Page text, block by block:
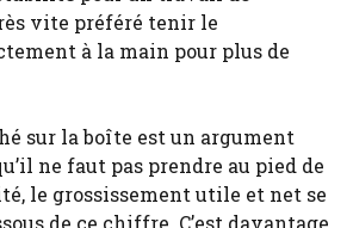
vite préféré tenir le
à la main pour plus de
sur la boîte est un argument
ne faut pas prendre au pied de
le grossissement utile et net se
de ce chiffre. C’est davantage